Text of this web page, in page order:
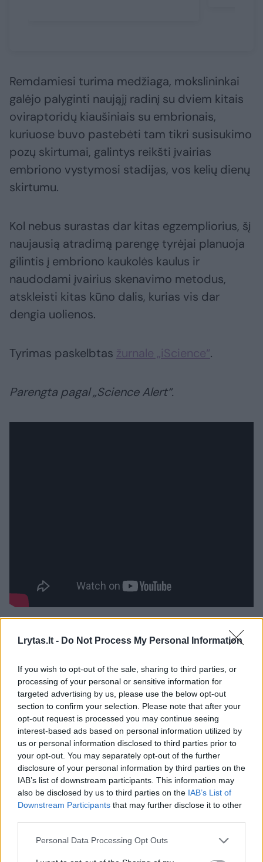
Lrytas.lt - Do Not Process My Personal Information
If you wish to opt-out of the sale, sharing to third parties, or
processing of your personal or sensitive information for
targeted advertising by us, please use the below opt-out
section to confirm your selection. Please note that after your
opt-out request is processed you may continue seeing
interest-based ads based on personal information utilized by
us or personal information disclosed to third parties prior to
your opt-out. You may separately opt-out of the further
disclosure of your personal information by third parties on the
IAB’s list of downstream participants. This information may
also be disclosed by us to third parties on the IAB’s List of
Downstream Participants that may further disclose it to other
Personal Data Processing Opt Outs
Remdamiesi turima medžiaga, mokslininkai
galėjo palyginti naująjį radinį su dviem kitais
oviraptoridų kiaušiniais su embrionais,
kuriuose buvo pastebėti tam tikri susisukimo
pozų skirtumai, galintys reikšti įvairias
embriono vystymosi stadijas, vos kelių dienų
skirtumu.
Kol nebus surastas dar kitas egzempliorius, šį
naujausią atradimą parengę tyrėjai planuoja
gilintis į embriono kaukolės kaulus ir
naudodami įvairius skenavimo metodus,
atskleisti kitas kūno dalis, kurias vis dar
dengia uolienos.
Tyrimas paskelbtas žurnale „iScience“.
Parengta pagal „Science Alert“.
paleontologija ^Instant dinozaurai Rodyti daugiau žymių
Komentuoti po šiuo straipsniu
Komentuoti gali tik Lrytas registruoti vartotojai.
Prisijunkite prie registruotų vartotojų
bendruomenės ir bendraukite komentaruose!
Rodyti komentarus